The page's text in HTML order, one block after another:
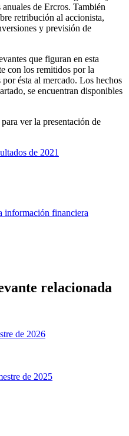
de Ercros. También
retribución al accionista,
y previsión de
que figuran en esta
con los remitidos por la
ésta al mercado. Los hechos
se encuentran disponibles
ver la presentación de
de 2021
información financiera
relacionada
de 2026
de 2025